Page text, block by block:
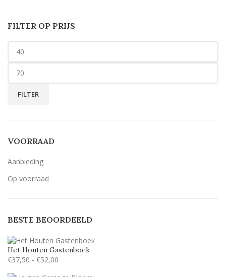
FILTER OP PRIJS
FILTER
VOORRAAD
Aanbieding
Op voorraad
BESTE BEOORDEELD
Het Houten Gastenboek
€37,50 - €52,00